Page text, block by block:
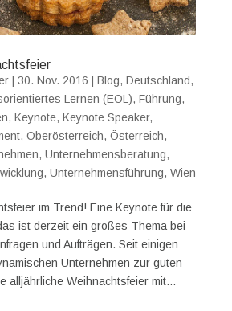
| 30. Nov. 2016 | Blog, Deutschland,
Lernen (EOL), Führung,
, Keynote, Keynote Speaker,
, Oberösterreich, Österreich,
, Unternehmensberatung,
, Unternehmensführung, Wien
im Trend! Eine Keynote für die
ist derzeit ein großes Thema bei
und Aufträgen. Seit einigen
Unternehmen zur guten
alljährliche Weihnachtsfeier mit...